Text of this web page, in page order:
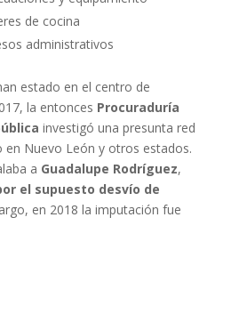
de cocina
administrativos
estado en el centro de
la entonces Procuraduría
investigó una presunta red
en Nuevo León y otros estados.
a Guadalupe Rodríguez,
el supuesto desvío de
en 2018 la imputación fue